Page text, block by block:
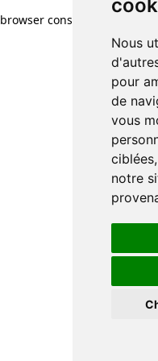
Nous
pour
de
vous
notre
browser console for more